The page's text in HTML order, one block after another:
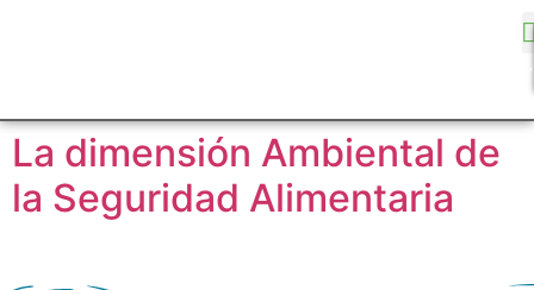
La dimensión Ambiental de
la Seguridad Alimentaria